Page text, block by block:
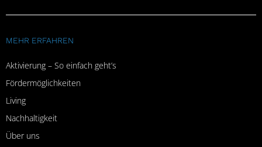
MEHR ERFAHREN
Aktivierung – So einfach geht’s
Fördermöglichkeiten
Living
Nachhaltigkeit
Über uns